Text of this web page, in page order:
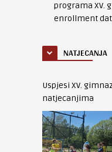
programa XV.
enrollment
NATJECANJA
Uspjesi XV.
natjecanjima